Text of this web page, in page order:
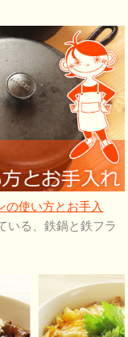
の使い方とお手入
いる、鉄鍋と鉄フラ